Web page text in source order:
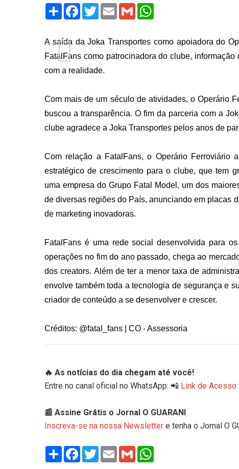
Share Facebook
TwitterEmail Gmail
A saída da Joka Transportes como apoiadora do
FatalFans como patrocinadora do clube,
com a realidade.
Com mais de um século de atividades, o Operário
buscou a transparência. O fim da parceria com a
clube agradece a Joka Transportes pelos anos de
Com relação a FatalFans, o Operário Ferroviário
estratégico de crescimento para o clube, que tem
uma empresa do Grupo Fatal Model, um dos
de diversas regiões do País, anunciando em placas
de marketing inovadoras.
FatalFans é uma rede social desenvolvida para
operações no fim do ano passado, chega ao
dos creators. Além de ter a menor taxa de
envolve também toda a tecnologia de segurança e
criador de conteúdo a se desenvolver e crescer.
Créditos: @fatal_fans | CO - Assessoria
🔥 As notícias do dia chegam até você!
Entre no canal oficial no WhatsApp: 📲 Link de Acesso
📰 Assine Grátis o Jornal O GUARANI
Inscreva-se na nossa Newsletter e tenha o Jornal O
Share Facebook
TwitterEmail Gmail